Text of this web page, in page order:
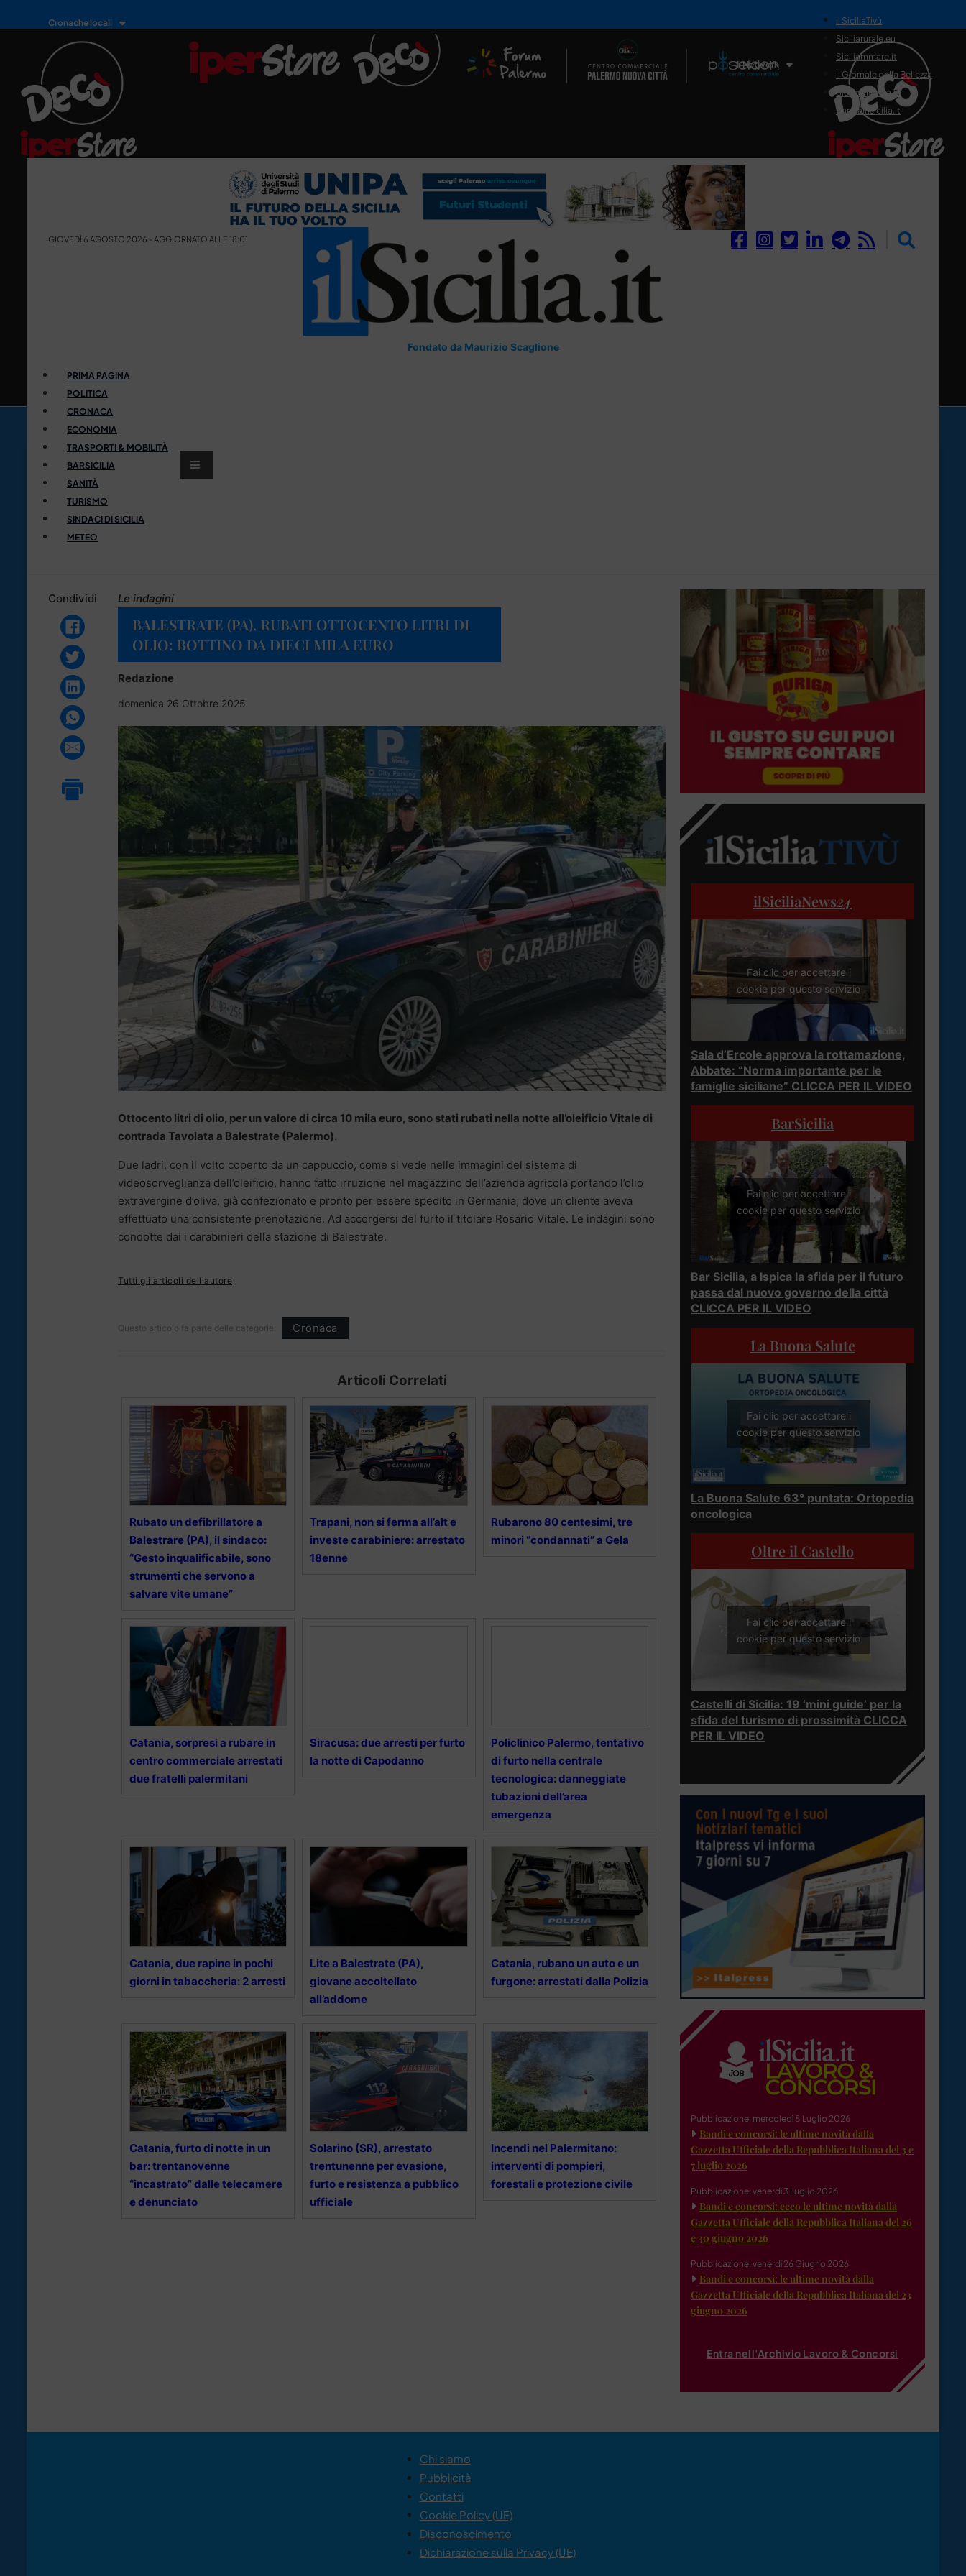
Cronache locali
Il Network
il SiciliaTivù
Siciliarurale.eu
Siciliammare.it
Il Giornale della Bellezza
Siciliamedica.it
Sanitainsicilia.it
GIOVEDÌ 6 AGOSTO 2026 - AGGIORNATO ALLE 18:01
Fondato da Maurizio Scaglione
PRIMA PAGINA
POLITICA
CRONACA
ECONOMIA
TRASPORTI & MOBILITÀ
BARSICILIA
SANITÀ
TURISMO
SINDACI DI SICILIA
METEO
Condividi Le indagini
BALESTRATE (PA), RUBATI OTTOCENTO LITRI DI
OLIO: BOTTINO DA DIECI MILA EURO
Redazione
domenica 26 Ottobre 2025
Ottocento litri di olio, per un valore di circa 10 mila euro, sono stati rubati nella notte all’oleificio Vitale di
contrada Tavolata a Balestrate (Palermo).
Due ladri, con il volto coperto da un cappuccio, come si vede nelle immagini del sistema di
videosorveglianza dell’oleificio, hanno fatto irruzione nel magazzino dell’azienda agricola portando l’olio
extravergine d’oliva, già confezionato e pronto per essere spedito in Germania, dove un cliente aveva
effettuato una consistente prenotazione. Ad accorgersi del furto il titolare Rosario Vitale. Le indagini sono
condotte dai i carabinieri della stazione di Balestrate.
Tutti gli articoli dell'autore
Questo articolo fa parte delle categorie: Cronaca
Articoli Correlati
Rubato un defibrillatore a
Balestrare (PA), il sindaco:
“Gesto inqualificabile, sono
strumenti che servono a
salvare vite umane”
Trapani, non si ferma all’alt e
investe carabiniere: arrestato
18enne
Rubarono 80 centesimi, tre
minori “condannati” a Gela
Catania, sorpresi a rubare in
centro commerciale arrestati
due fratelli palermitani
Siracusa: due arresti per furto
la notte di Capodanno
Policlinico Palermo, tentativo
di furto nella centrale
tecnologica: danneggiate
tubazioni dell’area
emergenza
Catania, due rapine in pochi
giorni in tabaccheria: 2 arresti
Lite a Balestrate (PA),
giovane accoltellato
all’addome
Catania, rubano un auto e un
furgone: arrestati dalla Polizia
Catania, furto di notte in un
bar: trentanovenne
“incastrato” dalle telecamere
e denunciato
Solarino (SR), arrestato
trentunenne per evasione,
furto e resistenza a pubblico
ufficiale
Incendi nel Palermitano:
interventi di pompieri,
forestali e protezione civile
ilSiciliaNews24
Fai clic per accettare i
cookie per questo servizio
Sala d’Ercole approva la rottamazione,
Abbate: “Norma importante per le
famiglie siciliane” CLICCA PER IL VIDEO
BarSicilia
Fai clic per accettare i
cookie per questo servizio
Bar Sicilia, a Ispica la sfida per il futuro
passa dal nuovo governo della città
CLICCA PER IL VIDEO
La Buona Salute
Fai clic per accettare i
cookie per questo servizio
La Buona Salute 63° puntata: Ortopedia
oncologica
Oltre il Castello
Fai clic per accettare i
cookie per questo servizio
Castelli di Sicilia: 19 ‘mini guide’ per la
sfida del turismo di prossimità CLICCA
PER IL VIDEO
Pubblicazione: mercoledì 8 Luglio 2026
Bandi e concorsi: le ultime novità dalla
Gazzetta Ufficiale della Repubblica Italiana del 3 e
7 luglio 2026
Pubblicazione: venerdì 3 Luglio 2026
Bandi e concorsi: ecco le ultime novità dalla
Gazzetta Ufficiale della Repubblica Italiana del 26
e 30 giugno 2026
Pubblicazione: venerdì 26 Giugno 2026
Bandi e concorsi: le ultime novità dalla
Gazzetta Ufficiale della Repubblica Italiana del 23
giugno 2026
Entra nell'Archivio Lavoro & Concorsi
Chi siamo
Pubblicità
Contatti
Cookie Policy (UE)
Disconoscimento
Dichiarazione sulla Privacy (UE)